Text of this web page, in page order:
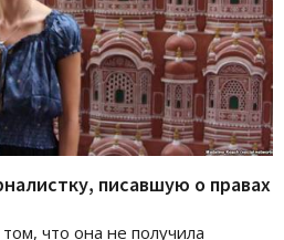
писавшую о правах
что она не получила